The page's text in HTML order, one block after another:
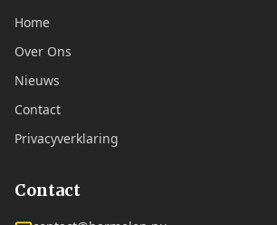
Home
Over Ons
Nieuws
Contact
Privacyverklaring
Contact